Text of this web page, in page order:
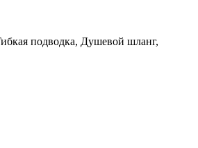
подводка, Душевой шланг,